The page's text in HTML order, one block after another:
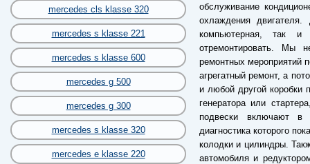
mercedes cls klasse 320
mercedes s klasse 221
mercedes s klasse 600
mercedes g 500
mercedes g 300
mercedes s klasse 320
mercedes e klasse 220
обслуживание
охлаждения
компьютерная, так и
отремонтировать. Мы
ремонтных мероприятий
агрегатный ремонт, а
и любой другой коробки
генератора или
подвески включают в
диагностика которого
колодки и цилиндры.
автомобиля и